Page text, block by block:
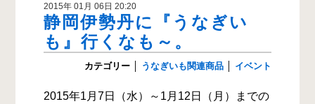
2015年 01月 06日 20:20
静岡伊勢丹に『うなぎい
も』行くなも～。
カテゴリー うなぎいも関連商品 イベント
2015年1月7日（水）～1月12日（月）までの